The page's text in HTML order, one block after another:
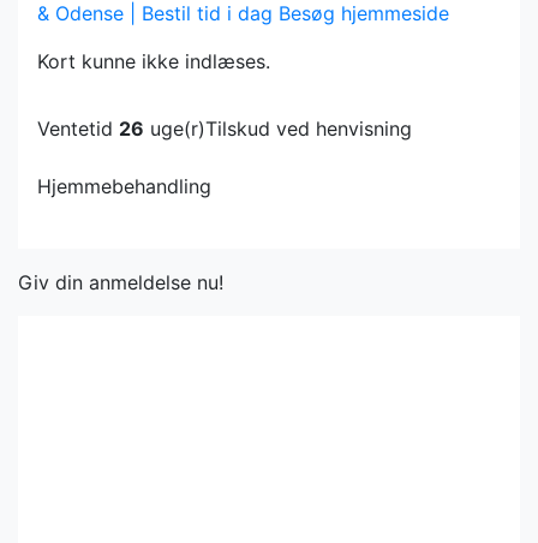
& Odense | Bestil tid i dag Besøg hjemmeside
Kort kunne ikke indlæses.
Ventetid 26 uge(r)Tilskud ved henvisning
Hjemmebehandling
Giv din anmeldelse nu!